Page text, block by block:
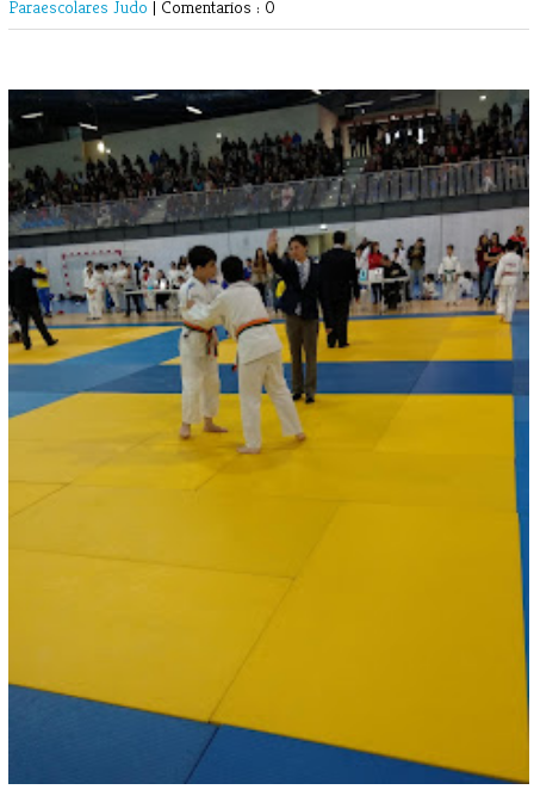
Paraescolares Judo | Comentarios : 0